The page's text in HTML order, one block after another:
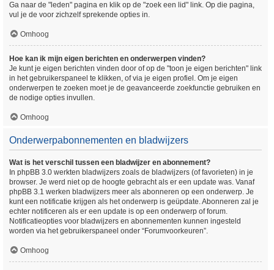
Ga naar de "leden" pagina en klik op de "zoek een lid" link. Op die pagina,
vul je de voor zichzelf sprekende opties in.
Omhoog
Hoe kan ik mijn eigen berichten en onderwerpen vinden?
Je kunt je eigen berichten vinden door of op de "toon je eigen berichten" link
in het gebruikerspaneel te klikken, of via je eigen profiel. Om je eigen
onderwerpen te zoeken moet je de geavanceerde zoekfunctie gebruiken en
de nodige opties invullen.
Omhoog
Onderwerpabonnementen en bladwijzers
Wat is het verschil tussen een bladwijzer en abonnement?
In phpBB 3.0 werkten bladwijzers zoals de bladwijzers (of favorieten) in je
browser. Je werd niet op de hoogte gebracht als er een update was. Vanaf
phpBB 3.1 werken bladwijzers meer als abonneren op een onderwerp. Je
kunt een notificatie krijgen als het onderwerp is geüpdate. Abonneren zal je
echter notificeren als er een update is op een onderwerp of forum.
Notificatieopties voor bladwijzers en abonnementen kunnen ingesteld
worden via het gebruikerspaneel onder “Forumvoorkeuren”.
Omhoog